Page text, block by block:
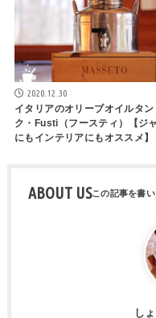
2020.12.30
イタリアのオリーブオイルタン
ク・Fusti（フースティ）【ジ
にもインテリアにもオススメ】
ABOUT US
し